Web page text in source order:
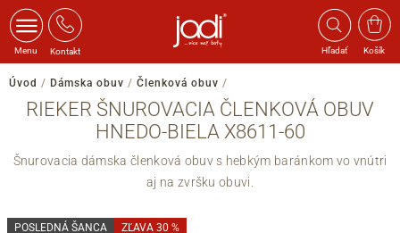
Menu Kontakt Hľadať Košík
Úvod / Dámska obuv / Členková obuv /
RIEKER ŠNUROVACIA ČLENKOVÁ OBUV
HNEDO-BIELA X8611-60
Šnurovacia dámska členková obuv s hebkým baránkom vo vnútri
aj na zvršku obuvi.
POSLEDNÁ ŠANCA ZĽAVA 30 %